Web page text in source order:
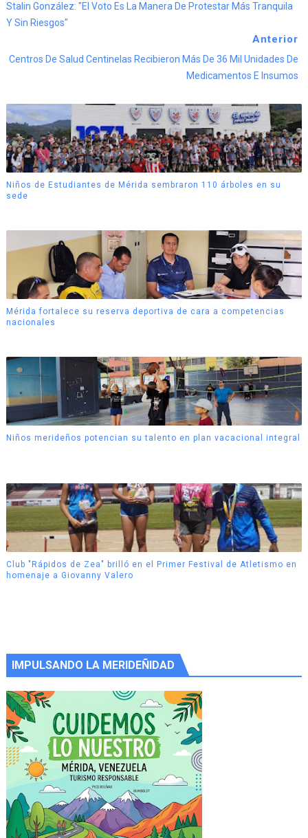
Stalin González: "El Voto Es La Manera De Protestar Más Tranquila
Y Sin Riesgos"
Anterior
Centros De Salud Centinelas Recibieron Más De 36 Mil Unidades De
Medicamentos E Insumos
Niños de Estudiantes de Mérida sembraron 110 árboles en su
sede
Mérida fortalece su reserva deportiva de cara a competencias
nacionales
Niños merideños potencian su talento en plan vacacional integral
Club "Rápidos de Zea" brilló en el Primer Festival de Atletismo en
homenaje a Giovanny Valero
IMPULSANDO LA MERIDEÑIDAD